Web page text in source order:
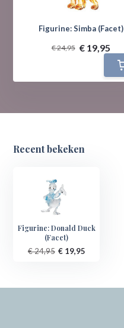
Figurine: Simba (Facet)
€ 24,95 € 19,95
Recent bekeken
Figurine: Donald Duck
(Facet)
€ 24,95 € 19,95